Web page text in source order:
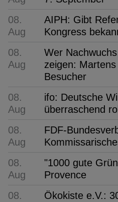
08.
Aug
AIPH: Gibt
Kongress
08.
Aug
Wer
zeigen:
Besucher
08.
Aug
ifo: Deutsche
überraschend
08.
Aug
FDF-
08.
Aug
"1000 gute
Provence
08.
Ökokiste e.V.: